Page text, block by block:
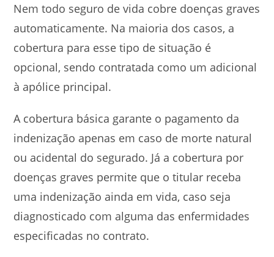
Nem todo seguro de vida cobre doenças graves
automaticamente. Na maioria dos casos, a
cobertura para esse tipo de situação é
opcional, sendo contratada como um adicional
à apólice principal.
A cobertura básica garante o pagamento da
indenização apenas em caso de morte natural
ou acidental do segurado. Já a cobertura por
doenças graves permite que o titular receba
uma indenização ainda em vida, caso seja
diagnosticado com alguma das enfermidades
especificadas no contrato.